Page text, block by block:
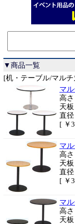
▼商品一覧
[机・テーブル/マル
マ
高
天
直
[ ￥
マ
高
天板
直
[ ￥
マ
高
天